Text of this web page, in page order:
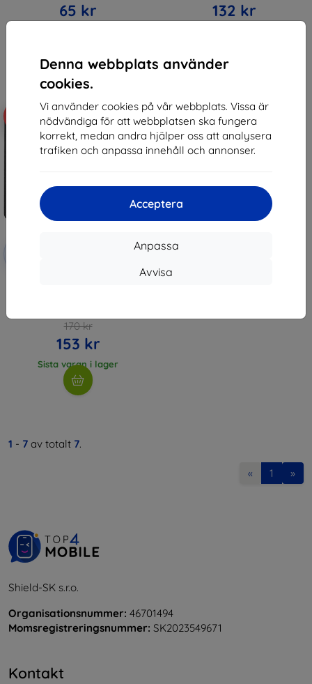
Denna webbplats använder
cookies.
Vi använder cookies på vår webbplats. Vissa är
nödvändiga för att webbplatsen ska fungera
korrekt, medan andra hjälper oss att analysera
trafiken och anpassa innehåll och annonser.
Acceptera
Anpassa
Avvisa
65 kr 132 kr
EXTRA10
170 kr
153 kr
Sista varan i lager
1 - 7 av totalt 7.
« 1 »
Shield-SK s.r.o.
Organisationsnummer: 46701494
Momsregistreringsnummer: SK2023549671
Kontakt